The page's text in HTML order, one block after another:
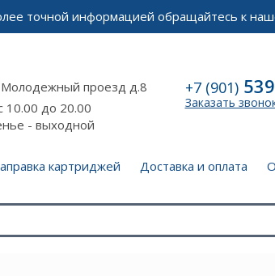
точной информацией обращайтесь к
Молодежный проезд д.8
10.00 до 20.00
- выходной
+7 (901)
Заказать
картриджей Доставка и оплата